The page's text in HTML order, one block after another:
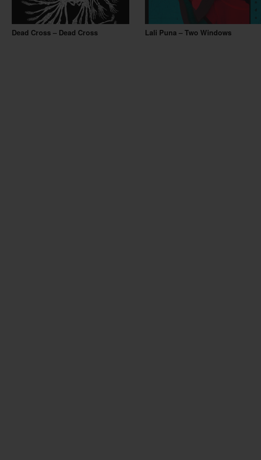
Dead Cross – Dead Cross Lali Puna – Two Windows